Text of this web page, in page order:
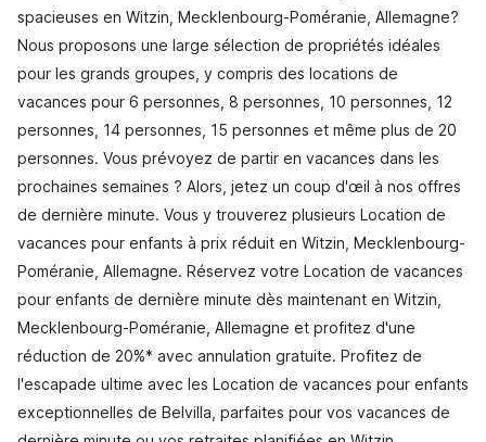
spacieuses en Witzin, Mecklenbourg-Poméranie, Allemagne?
Nous proposons une large sélection de propriétés idéales
pour les grands groupes, y compris des locations de
vacances pour 6 personnes, 8 personnes, 10 personnes, 12
personnes, 14 personnes, 15 personnes et même plus de 20
personnes. Vous prévoyez de partir en vacances dans les
prochaines semaines ? Alors, jetez un coup d'œil à nos offres
de dernière minute. Vous y trouverez plusieurs Location de
vacances pour enfants à prix réduit en Witzin, Mecklenbourg-
Poméranie, Allemagne. Réservez votre Location de vacances
pour enfants de dernière minute dès maintenant en Witzin,
Mecklenbourg-Poméranie, Allemagne et profitez d'une
réduction de 20%* avec annulation gratuite. Profitez de
l'escapade ultime avec les Location de vacances pour enfants
exceptionnelles de Belvilla, parfaites pour vos vacances de